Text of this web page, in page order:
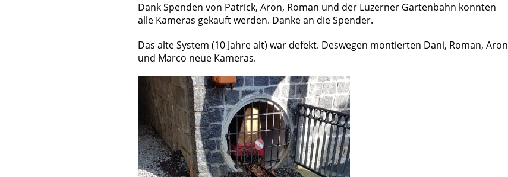
Dank Spenden von Patrick, Aron, Roman und der Luzerner Gartenbahn konnten
alle Kameras gekauft werden. Danke an die Spender.
Das alte System (10 Jahre alt) war defekt. Deswegen montierten Dani, Roman, Aron
und Marco neue Kameras.